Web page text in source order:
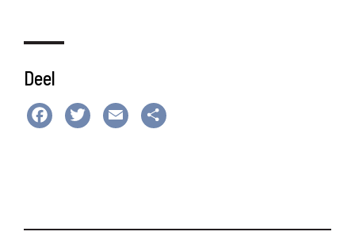
Deel
FacebookTwitter Email